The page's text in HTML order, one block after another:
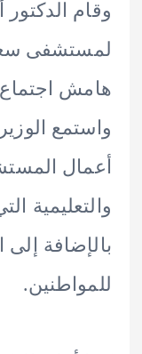
الدكتور أيمن
سعاد
اجتماع مجلس
الوزير
المستشفى،
التي
إلى